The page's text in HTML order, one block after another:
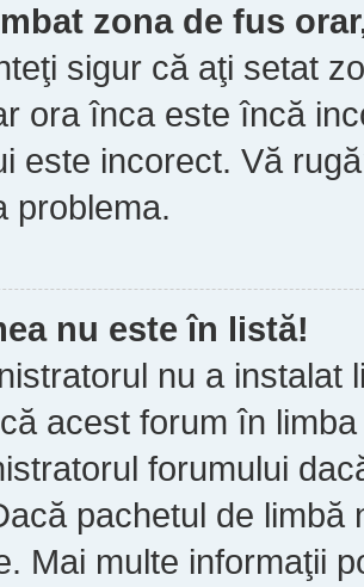
zona de fus
sigur că aţi setat
ora înca este încă
este incorect. Vă
problema.
nu este în listă!
nu a instalat
acest forum în
forumului
pachetul de
Mai multe informaţii